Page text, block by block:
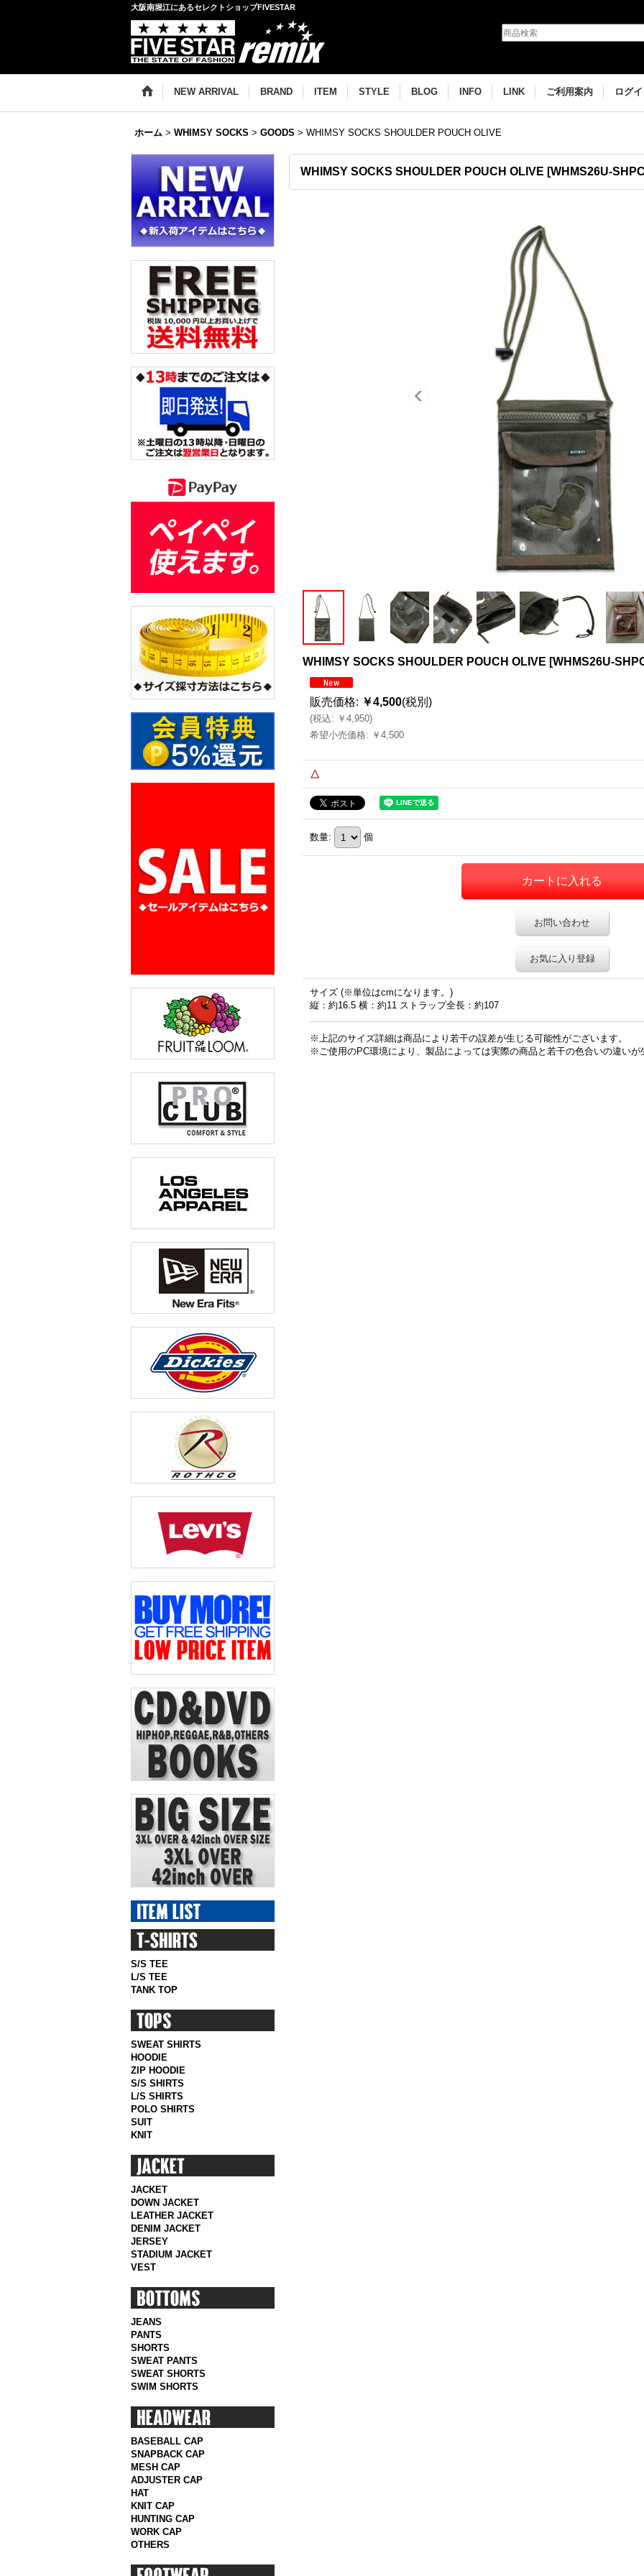
大阪南堀江にあるセレクトショップFIVESTAR
NEW ARRIVAL BRAND ITEM STYLE BLOG INFO LINK ご利用案内 ログ
ホーム > WHIMSY SOCKS > GOODS > WHIMSY SOCKS SHOULDER POUCH OLIVE
S/S TEE
L/S TEE
TANK TOP
SWEAT SHIRTS
HOODIE
ZIP HOODIE
S/S SHIRTS
L/S SHIRTS
POLO SHIRTS
SUIT
KNIT
JACKET
DOWN JACKET
LEATHER JACKET
DENIM JACKET
JERSEY
STADIUM JACKET
VEST
JEANS
PANTS
SHORTS
SWEAT PANTS
SWEAT SHORTS
SWIM SHORTS
BASEBALL CAP
SNAPBACK CAP
MESH CAP
ADJUSTER CAP
HAT
KNIT CAP
HUNTING CAP
WORK CAP
OTHERS
WHIMSY SOCKS SHOULDER POUCH OLIVE [WHMS26U-
WHIMSY SOCKS SHOULDER POUCH OLIVE [WHMS26U-
販売価格: ￥4,500(税別)
(税込: ￥4,950)
希望小売価格: ￥4,500
△
数量: 個
お問い合わせ
お気に入り登録
サイズ (※単位はcmになります。)
縦：約16.5 横：約11 ストラップ全長：約107
※上記のサイズ詳細は商品により若干の誤差が生じる可能性がございます。
※ご使用のPC環境により、製品によっては実際の商品と若干の色合いの違いが